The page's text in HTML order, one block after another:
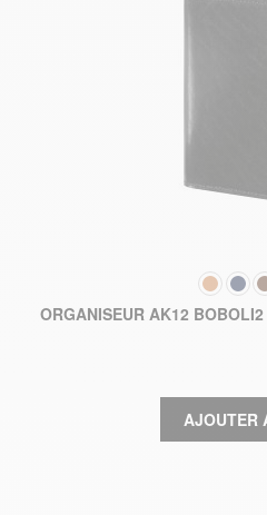
COULEUR
ORGANISEUR AK12
AJOUTER